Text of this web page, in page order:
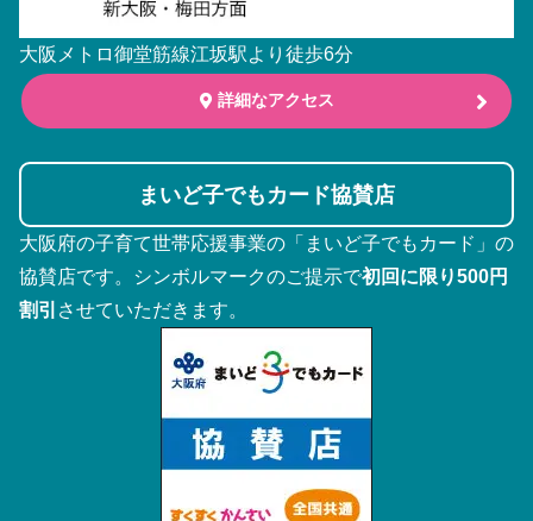
大阪メトロ御堂筋線江坂駅より徒歩6分
詳細なアクセス
まいど子でもカード協賛店
大阪府の子育て世帯応援事業の「まいど子でもカード」の
協賛店です。シンボルマークのご提示で初回に限り500円
割引 させていただきます。